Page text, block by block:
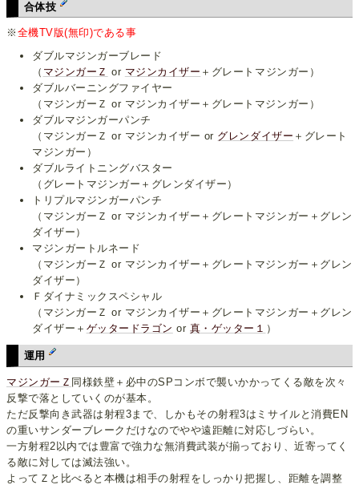
合体技
※ 全機TV版(無印)である事
ダブルマジンガーブレード
（ マジンガーＺ or マジンカイザー ＋グレートマジンガー）
ダブルバーニングファイヤー
（マジンガーＺ or マジンカイザー＋グレートマジンガー）
ダブルマジンガーパンチ
（マジンガーＺ or マジンカイザー or グレンダイザー ＋グレート
マジンガー）
ダブルライトニングバスター
（グレートマジンガー＋グレンダイザー）
トリプルマジンガーパンチ
（マジンガーＺ or マジンカイザー＋グレートマジンガー＋グレン
ダイザー）
マジンガートルネード
（マジンガーＺ or マジンカイザー＋グレートマジンガー＋グレン
ダイザー）
Ｆダイナミックスペシャル
（マジンガーＺ or マジンカイザー＋グレートマジンガー＋グレン
ダイザー＋ ゲッタードラゴン or 真・ゲッター１ ）
運用
マジンガーＺ 同様鉄壁＋必中のSPコンボで襲いかかってくる敵を次々
反撃で落としていくのが基本。
ただ反撃向き武器は射程3まで、しかもその射程3はミサイルと消費EN
の重いサンダーブレークだけなのでやや遠距離に対応しづらい。
一方射程2以内では豊富で強力な無消費武装が揃っており、近寄ってく
る敵に対しては滅法強い。
よってＺと比べると本機は相手の射程をしっかり把握し、距離を調整